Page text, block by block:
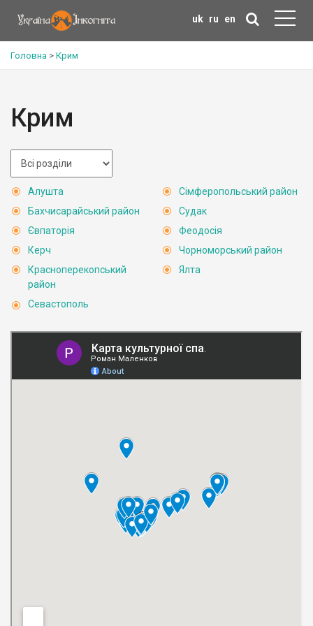
uk ru en
Головна > Крим
Крим
Алушта
Бахчисарайський район
Євпаторія
Керч
Красноперекопський
район
Севастополь
Сімферопольський район
Судак
Феодосія
Чорноморський район
Ялта